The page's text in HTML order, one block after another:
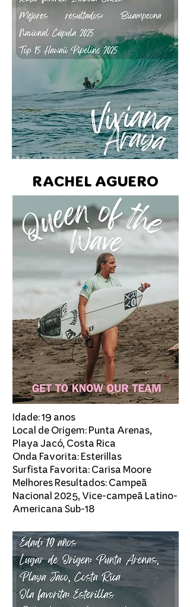
RACHEL AGUERO
Idade: 19 anos
Local de Origem: Punta Arenas,
Playa Jacó, Costa Rica
Onda Favorita: Esterillas
Surfista Favorita: Carisa Moore
Melhores Resultados: Campeã
Nacional 2025, Vice-campeã Latino-
Americana Sub-18